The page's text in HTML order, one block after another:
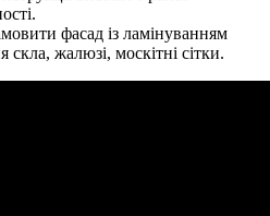
фасад із ламінуванням
жалюзі, москітні сітки.